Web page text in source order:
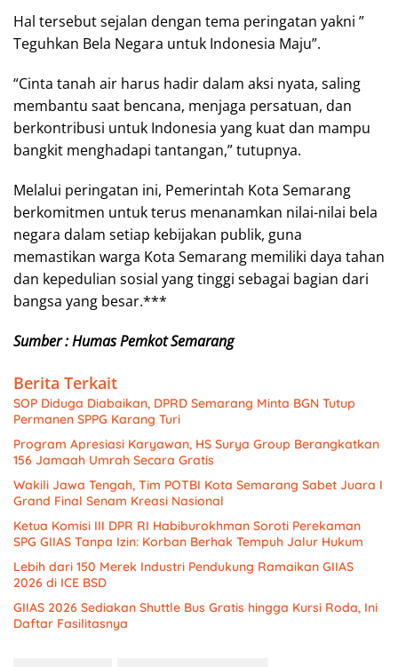
Hal tersebut sejalan dengan tema peringatan yakni ”
Teguhkan Bela Negara untuk Indonesia Maju”.
“Cinta tanah air harus hadir dalam aksi nyata, saling
membantu saat bencana, menjaga persatuan, dan
berkontribusi untuk Indonesia yang kuat dan mampu
bangkit menghadapi tantangan,” tutupnya.
Melalui peringatan ini, Pemerintah Kota Semarang
berkomitmen untuk terus menanamkan nilai-nilai bela
negara dalam setiap kebijakan publik, guna
memastikan warga Kota Semarang memiliki daya tahan
dan kepedulian sosial yang tinggi sebagai bagian dari
bangsa yang besar.***
Sumber : Humas Pemkot Semarang
Berita Terkait
SOP Diduga Diabaikan, DPRD Semarang Minta BGN Tutup
Permanen SPPG Karang Turi
Program Apresiasi Karyawan, HS Surya Group Berangkatkan
156 Jamaah Umrah Secara Gratis
Wakili Jawa Tengah, Tim POTBI Kota Semarang Sabet Juara I
Grand Final Senam Kreasi Nasional
Ketua Komisi III DPR RI Habiburokhman Soroti Perekaman
SPG GIIAS Tanpa Izin: Korban Berhak Tempuh Jalur Hukum
Lebih dari 150 Merek Industri Pendukung Ramaikan GIIAS
2026 di ICE BSD
GIIAS 2026 Sediakan Shuttle Bus Gratis hingga Kursi Roda, Ini
Daftar Fasilitasnya